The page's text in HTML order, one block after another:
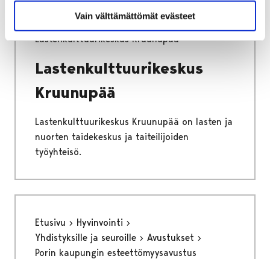
Vain välttämättömät evästeet
Lastenkulttuurikeskus Kruunupää
Lastenkulttuurikeskus
Kruunupää
Lastenkulttuurikeskus Kruunupää on lasten ja
nuorten taidekeskus ja taiteilijoiden
työyhteisö.
Etusivu
Hyvinvointi
Yhdistyksille ja seuroille
Avustukset
Porin kaupungin esteettömyysavustus